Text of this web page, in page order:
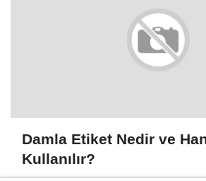
Damla Etiket Nedir ve
Kullanılır?